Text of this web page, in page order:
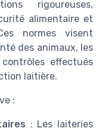
rigoureuses,
alimentaire et
normes visent
des animaux, les
effectués
laitière.
:
: Les laiteries